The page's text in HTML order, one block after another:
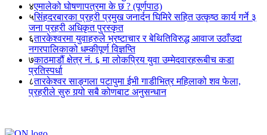
४एमालेको घोषणापत्रमा के छ ? (पूर्णपाठ)
५सिंहदरबारका प्रहरी प्रमुख जनार्दन घिमिरे सहित उत्कृष्ठ कार्य गर्ने ३
जना प्रहरी अधिकृत पुरस्कृत
६तारकेश्वरमा युवाहरुले भ्रष्टाचार र बेथितिविरुद्ध आवाज उठाँउदा
नगरपालिकाको धम्कीपूर्ण विज्ञप्ति
७काठमाडौं क्षेत्र नं. ६ मा लोकप्रिय युवा उम्मेदवारहरूबीच कडा
प्रतिस्पर्धा
८तारकेश्वर साङ्गला पटापुमा ईभी गाडीभित्र महिलाको शव फेला,
प्रहरीले सुरु गर्‍यो सबै कोणबाट अनुसन्धान